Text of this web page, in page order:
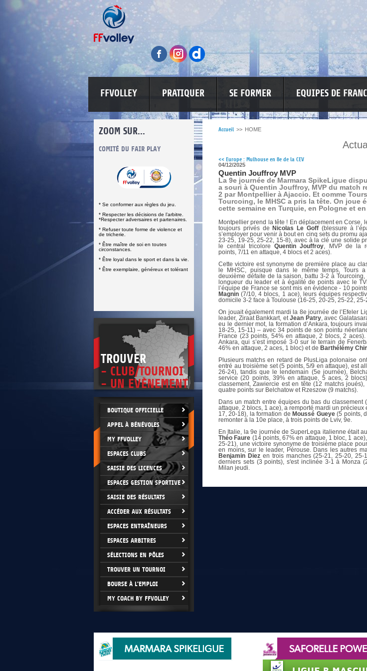
FFVOLLEY PRATIQUER SE FORMER EQUIPES DE
ZOOM SUR...
DOCUMENTS UTILES
CLIQUEZ ICI
COMITÉ DU FAIR PLAY
* Se conformer aux règles du jeu.
* Respecter les décisions de l’arbitre.
*Respecter adversaires et partenaires.
* Refuser toute forme de violence et
de tricherie.
* Être maître de soi en toutes
circonstances.
* Être loyal dans le sport et dans la vie.
* Être exemplaire, généreux et tolérant
LUTTE CONTRE LES VIOLENCES
TROUVER
- CLUB/TOURNOI
- UN EVÈNEMENT
BOUTIQUE OFFICIELLE
APPEL À BÉNÉVOLES
MY FFVOLLEY
ESPACES CLUBS
SAISIE DES LICENCES
ESPACES GESTION SPORTIVE
SAISIE DES RÉSULTATS
ACCÉDER AUX RÉSULTATS
ESPACES ENTRAÎNEURS
ESPACES ARBITRES
SÉLECTIONS EN PÔLES
TROUVER UN TOURNOI
BOURSE À L'EMPLOI
MY COACH BY FFVOLLEY
Accueil >> HOME
<< Europe : Mulhouse en 8e de la CEV
04/12/2025
Quentin Jouffroy MVP
La 9e journée de Marmara SpikeLigue
a souri à Quentin Jouffroy, MVP du match
2 par Montpellier à Ajaccio. Et comme
Tourcoing, le MHSC a pris la tête. On joue
cette semaine en Turquie, en Pologne et
Montpellier prend la tête ! En déplacement en Corse,
toujours privés de Nicolas Le Goff (blessure à
s’employer pour venir à bout en cinq sets du promu
23-25, 19-25, 25-22, 15-8), avec à la clé une solide
le central tricoloreQuentin Jouffroy, MVP de la
points, 7/11 en attaque, 4 blocs et 2 aces).
Cette victoire est synonyme de première place au
le MHSC, puisque dans le même temps, Tours
deuxième défaite de la saison, battu 3-2 à
longueur du leader et à égalité de points avec le
l’équipe de France se sont mis en évidence - 10
Magnin (7/10, 4 blocs, 1 ace), leurs équipes
domicile 3-2 face à Toulouse (16-25, 20-25, 25-22, 25-
On jouait également mardi la 8e journée de l’Efeler
leader, Ziraat Bankkart, etJean Patry, avec
eu le dernier mot, la formation d’Ankara, toujours
18-25, 15-11) – avec 34 points de son pointu
France (23 points, 54% en attaque, 2 blocs, 2
Ankara, qui s’est imposé 3-0 sur le terrain de
46% en attaque, 2 aces, 1 bloc) et de Barthélémy
Plusieurs matchs en retard de PlusLiga polonaise
entré au troisième set (5 points, 5/9 en attaque), est
26-24), tandis que le lendemain (5e journée),
service (20 points, 39% en attaque, 5 aces, 2
classement, Zawiercie est en tête (12 matchs
quatre points sur Belchatow et Rzeszow (9 matchs).
Dans un match entre équipes du bas du classement
attaque, 2 blocs, 1 ace), a remporté mardi un
17, 20-18), la formation de Moussé Gueye(5 points,
remonter à la 10e place, à trois points de Lviv, 9e.
En Italie, la 9e journée de SuperLega italienne était
Théo Faure (14 points, 67% en attaque, 1 bloc, 1
25-21), une victoire synonyme de troisième place
en moins, sur le leader, Pérouse. Dans les autres
Benjamin Diezen trois manches (25-21, 25-20, 25-
derniers sets (3 points), s'est inclinée 3-1 à Monza
Milan jeudi.